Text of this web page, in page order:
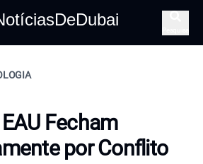
Fecham
por Conflito